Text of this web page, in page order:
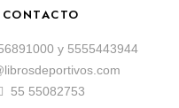
CONTACTO
y 5555443944
55 55082753